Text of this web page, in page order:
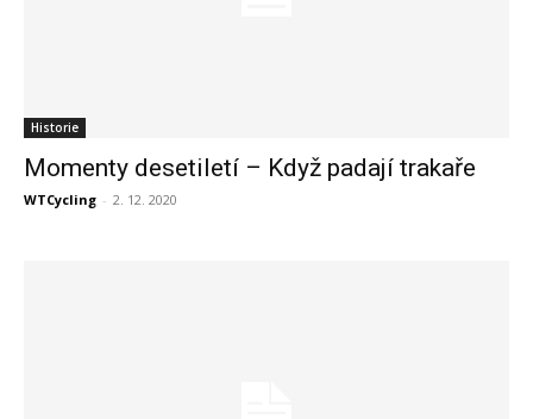
Historie
Momenty desetiletí – Když padají trakaře
WTCycling - 2. 12. 2020